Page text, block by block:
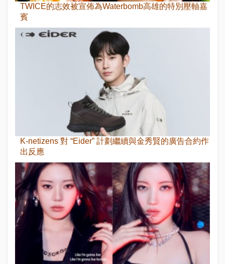
TWICE的志效被宣佈為Waterbomb高雄的特別壓軸嘉
賓
K-netizens 對 “Eider” 計劃繼續與金秀賢的廣告合約作
出反應